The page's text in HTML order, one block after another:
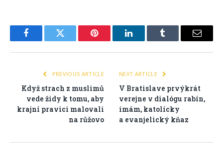
FacebookTwitter Pinterest LinkedInTumblr Email
PREVIOUS ARTICLE
Když strach z muslimů
vede židy k tomu, aby
krajní pravici malovali
na růžovo
NEXT ARTICLE
V Bratislave prvýkrát
verejne v dialógu rabín,
imám, katolícky
a evanjelický kňaz